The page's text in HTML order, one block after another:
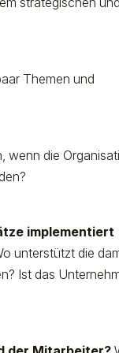
Themen und
wenn die
implementiert
unterstützt die
Ist das